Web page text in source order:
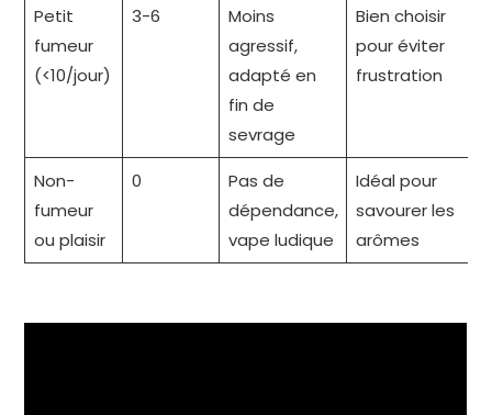
Petit
fumeur
(<10/jour)
3-6
Moins
agressif,
adapté en
fin de
sevrage
Bien choisir
pour éviter
frustration
Non-
fumeur
ou plaisir
0
Pas de
dépendance,
vape ludique
Idéal pour
savourer les
arômes